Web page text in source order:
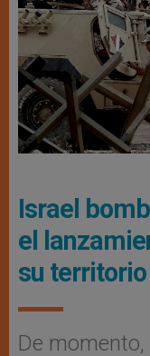
Israel
el
su territorio
De